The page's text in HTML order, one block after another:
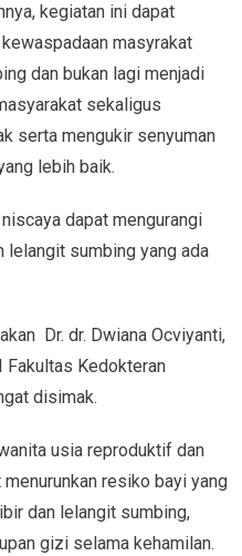
kegiatan ini dapat
masyrakat
dan bukan lagi menjadi
sekaligus
serta mengukir senyuman
lebih baik.
dapat mengurangi
lelangit sumbing yang ada
Dr. dr. Dwiana Ocviyanti,
Fakultas Kedokteran
disimak.
usia reproduktif dan
resiko bayi yang
dan lelangit sumbing,
gizi selama kehamilan.